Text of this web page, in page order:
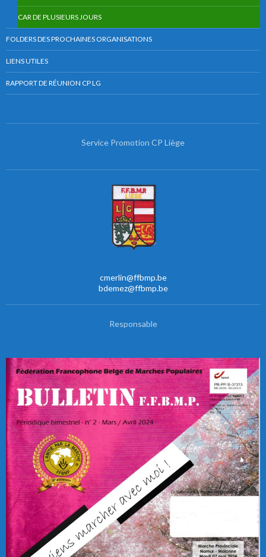
CAR DE PLUSIEURS JOURS
FOLDERS DES PROCHAINES ORGANISATIONS
LIENS UTILES
RAPPORT DE RÉUNION CP LG
Service Promotion CP Liège
cmerlin@ffbmp.be
bdemez@ffbmp.be
Responsable